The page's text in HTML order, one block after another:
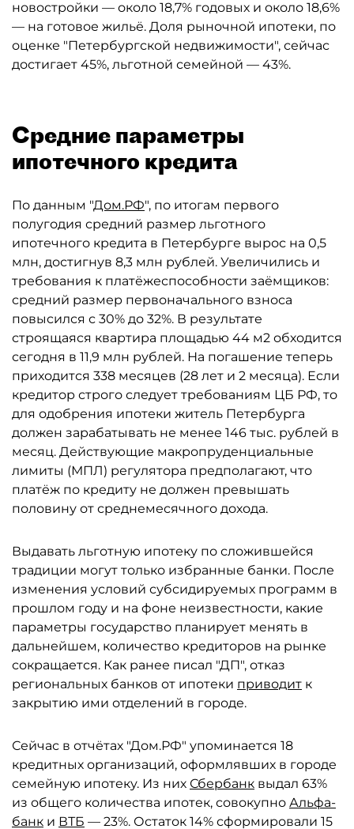
новостройки — около 18,7% годовых и около 18,6%
— на готовое жильё. Доля рыночной ипотеки, по
оценке "Петербургской недвижимости", сейчас
достигает 45%, льготной семейной — 43%.
Средние параметры
ипотечного кредита
По данным "Дом.РФ", по итогам первого
полугодия средний размер льготного
ипотечного кредита в Петербурге вырос на 0,5
млн, достигнув 8,3 млн рублей. Увеличились и
требования к платёжеспособности заёмщиков:
средний размер первоначального взноса
повысился с 30% до 32%. В результате
строящаяся квартира площадью 44 м2 обходится
сегодня в 11,9 млн рублей. На погашение теперь
приходится 338 месяцев (28 лет и 2 месяца). Если
кредитор строго следует требованиям ЦБ РФ, то
для одобрения ипотеки житель Петербурга
должен зарабатывать не менее 146 тыс. рублей в
месяц. Действующие макропруденциальные
лимиты (МПЛ) регулятора предполагают, что
платёж по кредиту не должен превышать
половину от среднемесячного дохода.
Выдавать льготную ипотеку по сложившейся
традиции могут только избранные банки. После
изменения условий субсидируемых программ в
прошлом году и на фоне неизвестности, какие
параметры государство планирует менять в
дальнейшем, количество кредиторов на рынке
сокращается. Как ранее писал "ДП", отказ
региональных банков от ипотеки приводит к
закрытию ими отделений в городе.
Сейчас в отчётах "Дом.РФ" упоминается 18
кредитных организаций, оформлявших в городе
семейную ипотеку. Из них Сбербанк выдал 63%
из общего количества ипотек, совокупно Альфа-
банк и ВТБ — 23%. Остаток 14% сформировали 15